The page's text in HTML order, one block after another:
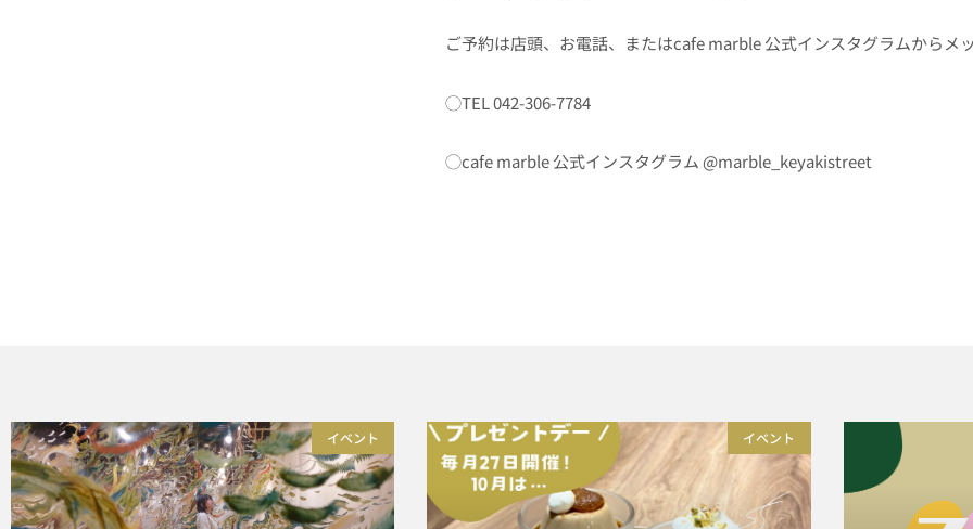
ご予約は店頭、お電話、またはcafe marble 公式インスタグラムからメ
◯TEL 042-306-7784
◯cafe marble 公式インスタグラム @marble_keyakistreet
イベント イベント